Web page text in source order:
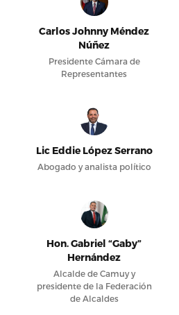
Carlos Johnny Méndez
Núñez
Presidente Cámara de
Representantes
Lic Eddie López Serrano
Abogado y analista político
Hon. Gabriel “Gaby”
Hernández
Alcalde de Camuy y
presidente de la Federación
de Alcaldes